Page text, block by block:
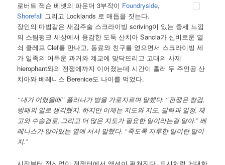
로버트 잭슨 베넷의 파운더 3부작이 Foundryside,
Shorefall 그리고 Locklands 로 매듭을 짓는다.
장인의 마법같은 새김주술 스크라이빙 scriving이 있는 중세 느낌
의 스팀펑크 세상에서 용감한 도둑 산치아 Sancia가 신비로운 열
쇠 클레프 Clef를 만나고, 동료와 친구를 얻으면서 스크라이빙 세
가 일족의 어두운 과거와 계교에 맞닥뜨리고 고대의 사제
hierophant와의 전쟁에까지 이어졌는데 시간이 흘러 두 주인공 산
치아와 베레니스 Berenice도 나이를 먹었다.
“내가 어렸을때” 폴리나가 방을 가로지르며 말했다. “전쟁은 창검,
방패의 일로 생각했지. 하지만 이제는 지도와 지도, 달력과 일정, 재
고와 수송경로, 그리고 더 많은 지도가 필요한 일이라는걸 알아.” 베
레니스가 앉아있는 옆에 서서 말했다. “죽도록 지루한 일이란 말이
지.”
시작부터 정신없이 전쟁터에서 액션이 펼쳐진다. 도시처럼 거대한